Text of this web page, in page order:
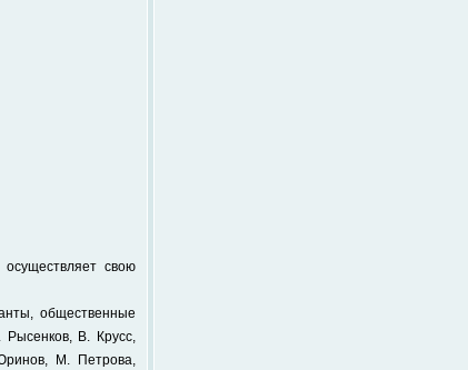
свою
общественные
В. Крусс,
М. Петрова,